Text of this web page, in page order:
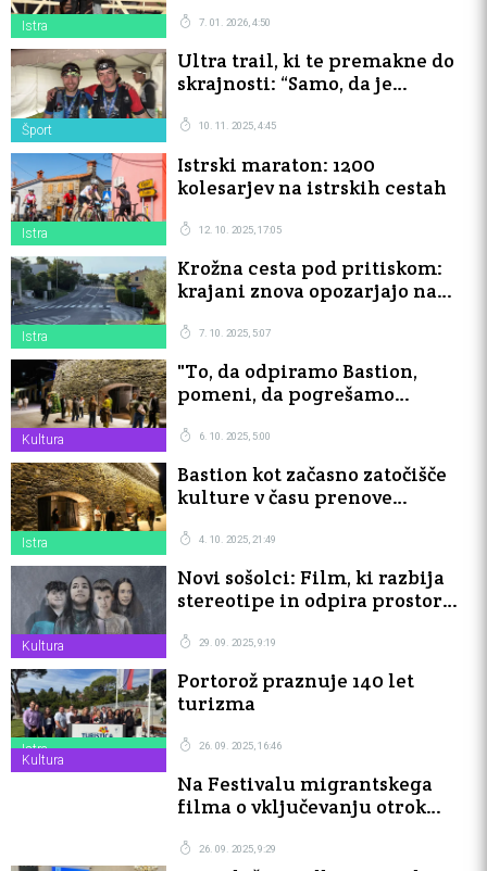
Istra 7. 01. 2026, 4:50
Šport
Ultra trail, ki te premakne do
skrajnosti: “Samo, da je
10. 11. 2025, 4:45
Istra
Istrski maraton: 1200
kolesarjev na istrskih cestah
12. 10. 2025, 17:05
Istra
Krožna cesta pod pritiskom:
krajani znova opozarjajo na
7. 10. 2025, 5:07
Kultura
"To, da odpiramo Bastion,
pomeni, da pogrešamo
6. 10. 2025, 5:00
Istra
Bastion kot začasno zatočišče
kulture v času prenove
4. 10. 2025, 21:49
Kultura
Novi sošolci: Film, ki razbija
stereotipe in odpira prostor
29. 09. 2025, 9:19
Istra
Portorož praznuje 140 let
turizma
26. 09. 2025, 16:46
Kultura
Na Festivalu migrantskega
filma o vključevanju otrok
26. 09. 2025, 9:29